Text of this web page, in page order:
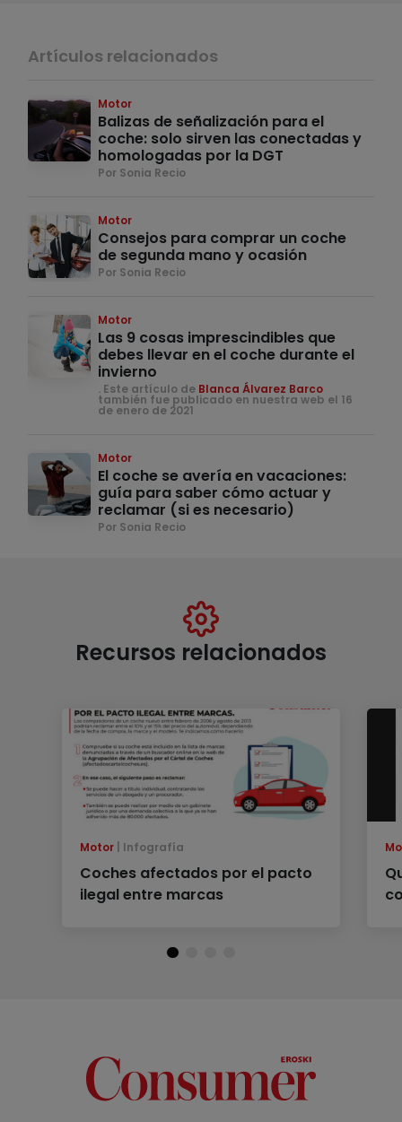
Artículos relacionados
Motor
Balizas de señalización para el
coche: solo sirven las conectadas y
homologadas por la DGT
Por Sonia Recio
Motor
Consejos para comprar un coche
de segunda mano y ocasión
Por Sonia Recio
Motor
Las 9 cosas imprescindibles que
debes llevar en el coche durante el
invierno
. Este artículo de Blanca Álvarez Barco
también fue publicado en nuestra web el 16
de enero de 2021
Motor
El coche se avería en vacaciones:
guía para saber cómo actuar y
reclamar (si es necesario)
Por Sonia Recio
Recursos relacionados
Motor Infografía
Coches afectados por el pacto
ilegal entre marcas